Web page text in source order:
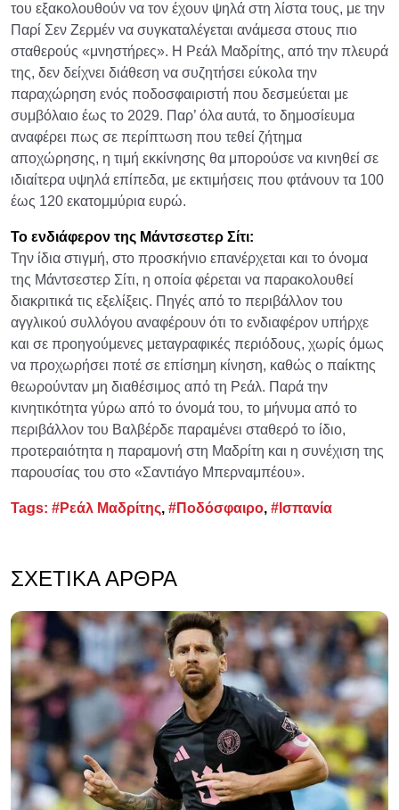
του εξακολουθούν να τον έχουν ψηλά στη λίστα τους, με την
Παρί Σεν Ζερμέν να συγκαταλέγεται ανάμεσα στους πιο
σταθερούς «μνηστήρες». Η Ρεάλ Μαδρίτης, από την πλευρά
της, δεν δείχνει διάθεση να συζητήσει εύκολα την
παραχώρηση ενός ποδοσφαιριστή που δεσμεύεται με
συμβόλαιο έως το 2029. Παρ’ όλα αυτά, το δημοσίευμα
αναφέρει πως σε περίπτωση που τεθεί ζήτημα
αποχώρησης, η τιμή εκκίνησης θα μπορούσε να κινηθεί σε
ιδιαίτερα υψηλά επίπεδα, με εκτιμήσεις που φτάνουν τα 100
έως 120 εκατομμύρια ευρώ.
Το ενδιάφερον της Μάντσεστερ Σίτι:
Την ίδια στιγμή, στο προσκήνιο επανέρχεται και το όνομα
της Μάντσεστερ Σίτι, η οποία φέρεται να παρακολουθεί
διακριτικά τις εξελίξεις. Πηγές από το περιβάλλον του
αγγλικού συλλόγου αναφέρουν ότι το ενδιαφέρον υπήρχε
και σε προηγούμενες μεταγραφικές περιόδους, χωρίς όμως
να προχωρήσει ποτέ σε επίσημη κίνηση, καθώς ο παίκτης
θεωρούνταν μη διαθέσιμος από τη Ρεάλ. Παρά την
κινητικότητα γύρω από το όνομά του, το μήνυμα από το
περιβάλλον του Βαλβέρδε παραμένει σταθερό το ίδιο,
προτεραιότητα η παραμονή στη Μαδρίτη και η συνέχιση της
παρουσίας του στο «Σαντιάγο Μπερναμπέου».
Tags: #Ρεάλ Μαδρίτης, #Ποδόσφαιρο, #Ισπανία
ΣΧΕΤΙΚΆ ΆΡΘΡΑ